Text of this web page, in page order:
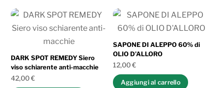
DARK SPOT REMEDY Siero
viso schiarente anti-macchie
42,00€
SAPONE DI ALEPPO 60% di
OLIO D’ALLORO
12,00€
Aggiungi al carrello